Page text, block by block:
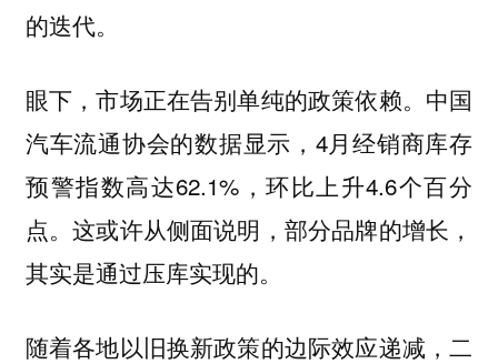
的迭代。
眼下，市场正在告别单纯的政策依赖。 中国
汽车流通协会的数据显示，4月经销商库存
预警指数高达62.1%，环比上升4.6个百分
点。这或许从侧面说明，部分品牌的增长，
其实是通过压库实现的。
随着各地以旧换新政策的边际效应递减，二